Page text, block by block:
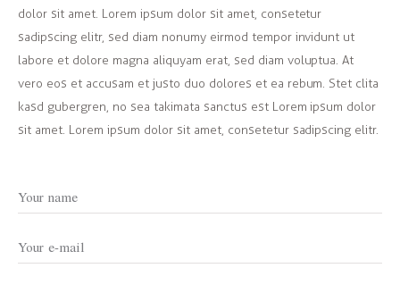
dolor sit amet. Lorem ipsum dolor sit amet, consetetur
sadipscing elitr, sed diam nonumy eirmod tempor invidunt ut
labore et dolore magna aliquyam erat, sed diam voluptua. At
vero eos et accusam et justo duo dolores et ea rebum. Stet clita
kasd gubergren, no sea takimata sanctus est Lorem ipsum dolor
sit amet. Lorem ipsum dolor sit amet, consetetur sadipscing elitr.